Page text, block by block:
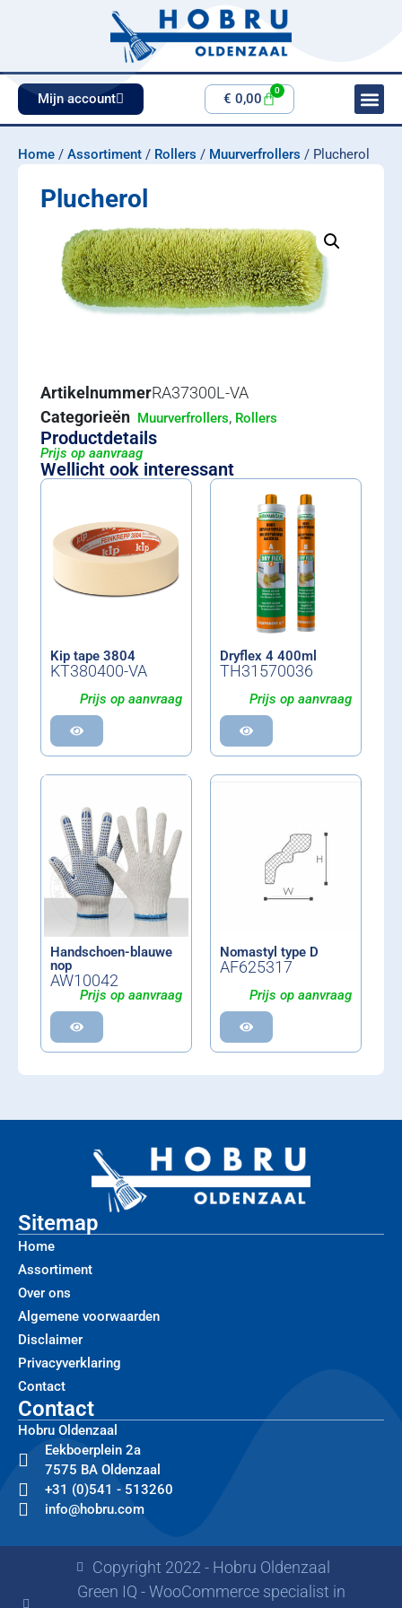
Mijn account € 0,00
0
Home / Assortiment / Rollers / Muurverfrollers / Plucherol
Plucherol
ArtikelnummerRA37300L-VA
Categorieën Muurverfrollers, Rollers
Productdetails
Prijs op aanvraag
Wellicht ook interessant
Kip tape 3804
KT380400-VA
Prijs op aanvraag
Dryflex 4 400ml
TH31570036
Prijs op aanvraag
Handschoen-blauwe
nop
AW10042
Prijs op aanvraag
Nomastyl type D
AF625317
Prijs op aanvraag
Sitemap
Home
Assortiment
Over ons
Algemene voorwaarden
Disclaimer
Privacyverklaring
Contact
Contact
Hobru Oldenzaal
Eekboerplein 2a
7575 BA Oldenzaal
+31 (0)541 - 513260
info@hobru.com
Copyright 2022 - Hobru Oldenzaal
Green IQ - WooCommerce specialist in